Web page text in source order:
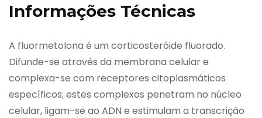
Informações Técnicas
A fluormetolona é um corticosteróide fluorado.
Difunde-se através da membrana celular e
complexa-se com receptores citoplasmáticos
específicos; estes complexos penetram no núcleo
celular, ligam-se ao ADN e estimulam a transcrição